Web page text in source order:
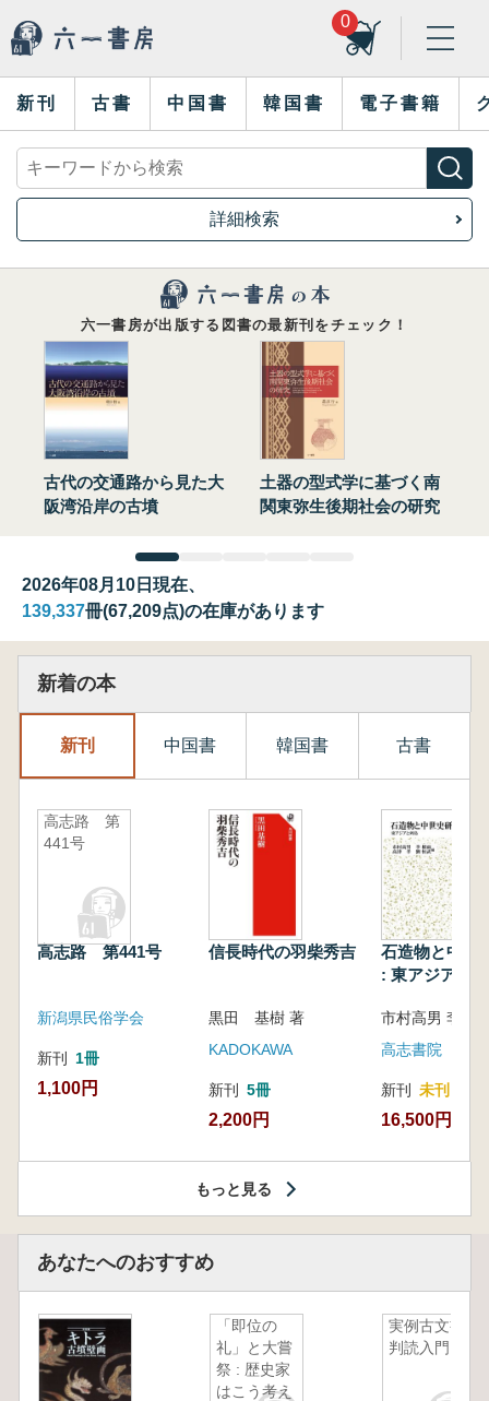
0
新刊 古書 中国書 韓国書 電子書籍
詳細検索
六一書房が出版する図書の最新刊をチェック！
古代の交通路から見た大
阪湾沿岸の古墳
土器の型式学に基づく南
関東弥生後期社会の研究
2026年08月10日現在、
139,337冊(67,209点)の在庫があります
新着の本
新刊 中国書 韓国書 古書
高志路 第
441号
高志路 第441号
新潟県民俗学会
新刊 1冊
1,100円
信長時代の羽柴秀吉
黒田 基樹 著
KADOKAWA
新刊 5冊
2,200円
石造物と中世
: 東アジアと
高志書院
新刊 未刊
16,500円
もっと見る
あなたへのおすすめ
「即位の
礼」と大嘗
祭 : 歴史家
はこう考え
実例古文書
判読入門